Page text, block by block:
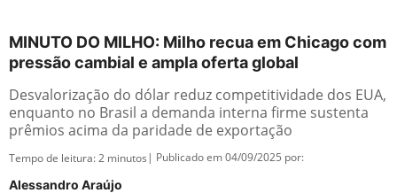
MINUTO DO MILHO: Milho recua em Chicago com
pressão cambial e ampla oferta global
Desvalorização do dólar reduz competitividade dos EUA,
enquanto no Brasil a demanda interna firme sustenta
prêmios acima da paridade de exportação
Tempo de leitura:2 minutos | Publicado em 04/09/2025 por:
Alessandro Araújo